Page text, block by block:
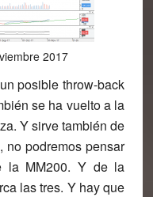
2017
posible throw-back
se ha vuelto a la
Y sirve también de
no podremos pensar
la MM200. Y de la
las tres. Y hay que